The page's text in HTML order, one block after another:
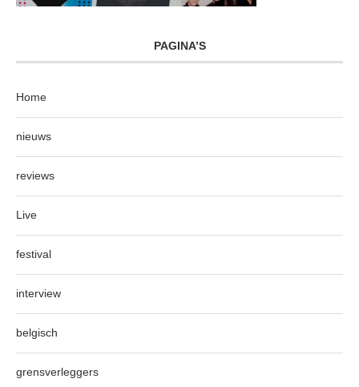
PAGINA’S
Home
nieuws
reviews
Live
festival
interview
belgisch
grensverleggers